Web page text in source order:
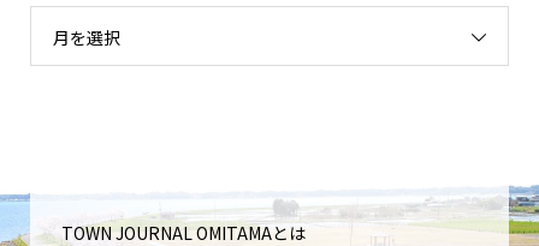
月を選択
TOWN JOURNAL OMITAMAとは